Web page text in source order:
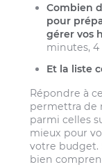
Combien
pour
gérer vos
minutes, 4
Et la liste
Répondre à
permettra de
parmi celles
mieux pour
votre budget.
bien